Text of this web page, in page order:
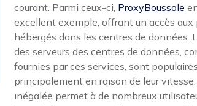
courant. Parmi ceux-ci, ProxyBoussole
excellent exemple, offrant un accès aux
hébergés dans les centres de données.
des serveurs des centres de données,
fournies par ces services, sont populaires
principalement en raison de leur
inégalée permet à de nombreux